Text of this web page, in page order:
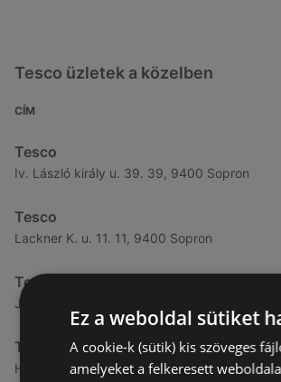
Tesco üzletek a közelben
CÍM
Tesco
Iv. László király u. 39. 39, 9400 Sopron
Tesco
Lackner K. u. 11. 11, 9400 Sopron
Tesco
József A. u. 1. 1, 9400 Sopron
Tesco
Hátsókapu. u. 8. 8, 9400 Sopron
Ez a weboldal sütiket
A cookie-k (sütik) kis szöveges
amelyeket a felkeresett